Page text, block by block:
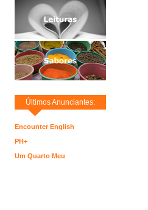
Últimos Anunciantes:
Encounter English
PH+
Um Quarto Meu